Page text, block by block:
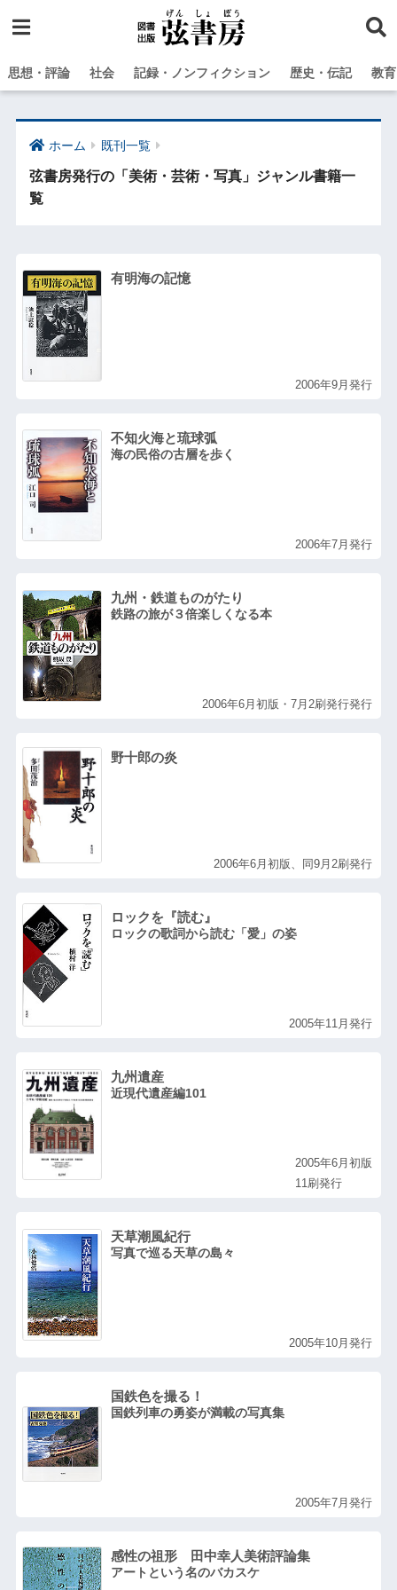
思想・評論 社会 記録・ノンフィクション 歴史・伝記 教
ホーム 既刊一覧
弦書房発行の「美術・芸術・写真」ジャンル書籍一
覧
有明海の記憶
2006年9月発行
不知火海と琉球弧
海の民俗の古層を歩く
2006年7月発行
九州・鉄道ものがたり
鉄路の旅が３倍楽しくなる本
2006年6月初版・7月2刷発行発行
野十郎の炎
2006年6月初版、同9月2刷発行
ロックを『読む』
ロックの歌詞から読む「愛」の姿
2005年11月発行
九州遺産
近現代遺産編101
2005年6月初版
11刷発行
天草潮風紀行
写真で巡る天草の島々
2005年10月発行
国鉄色を撮る！
国鉄列車の勇姿が満載の写真集
2005年7月発行
感性の祖形 田中幸人美術評論集
アートという名のバカスケ